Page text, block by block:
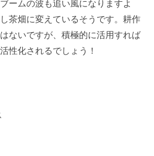
ームの波も追い風になりますよ
茶畑に変えているそうです。耕作
ないですが、積極的に活用すれば
性化されるでしょう！